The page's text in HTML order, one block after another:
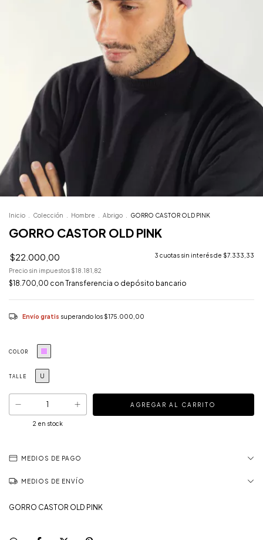
Inicio Colección Hombre Abrigo GORRO CASTOR OLD PINK
GORRO CASTOR OLD PINK
$22.000,00 3 cuotas sin interés de $7.333,33
Precio sin impuestos $18.181,82
$18.700,00 con Transferencia o depósito bancario
Envío gratis superando los $175.000,00
COLOR
TALLE U
2 en stock
MEDIOS DE PAGO
MEDIOS DE ENVÍO
GORRO CASTOR OLD PINK